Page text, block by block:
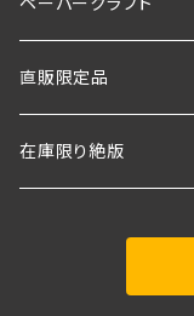
直販限定品
在庫限り絶版